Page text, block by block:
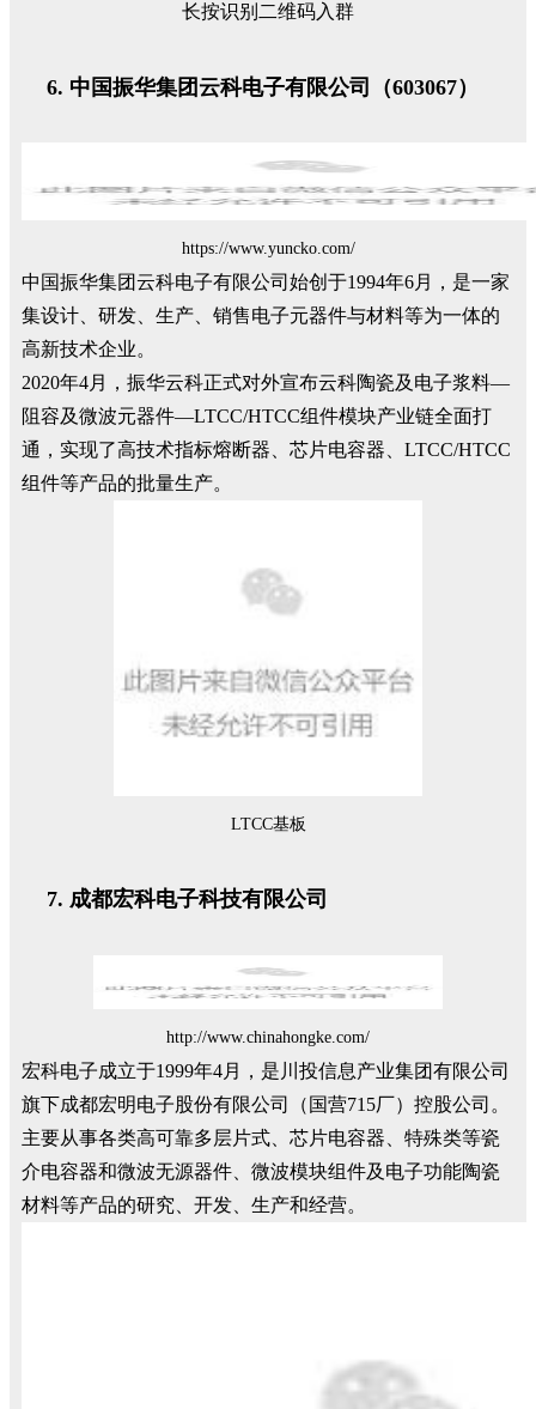
长按识别二维码入群
中国振华集团云科电子有限公司（603067）
https://www.yuncko.com/
中国振华集团云科电子有限公司始创于1994年6月，是一家
集设计、研发、生产、销售电子元器件与材料等为一体的
高新技术企业。
2020年4月，振华云科正式对外宣布云科陶瓷及电子浆料—
阻容及微波元器件—LTCC/HTCC组件模块产业链全面打
通，实现了高技术指标熔断器、芯片电容器、LTCC/HTCC
组件等产品的批量生产。
LTCC基板
成都宏科电子科技有限公司
http://www.chinahongke.com/
宏科电子成立于1999年4月，是川投信息产业集团有限公司
旗下成都宏明电子股份有限公司（国营715厂）控股公司。
主要从事各类高可靠多层片式、芯片电容器、特殊类等瓷
介电容器和微波无源器件、微波模块组件及电子功能陶瓷
材料等产品的研究、开发、生产和经营。